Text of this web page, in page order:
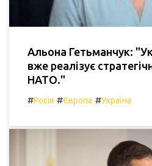
Альона Гетьманчук:
вже реалізує
НАТО."
#Росія #Європа #Україна